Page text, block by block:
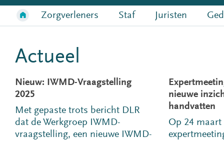
Zorgverleners Staf Juristen
Actueel
Nieuw: IWMD-Vraagstelling
2025
Met gepaste trots bericht DLR
dat de Werkgroep IWMD-
vraagstelling, een nieuwe IWMD-
nieuwe
handvatten
Op 24 maart